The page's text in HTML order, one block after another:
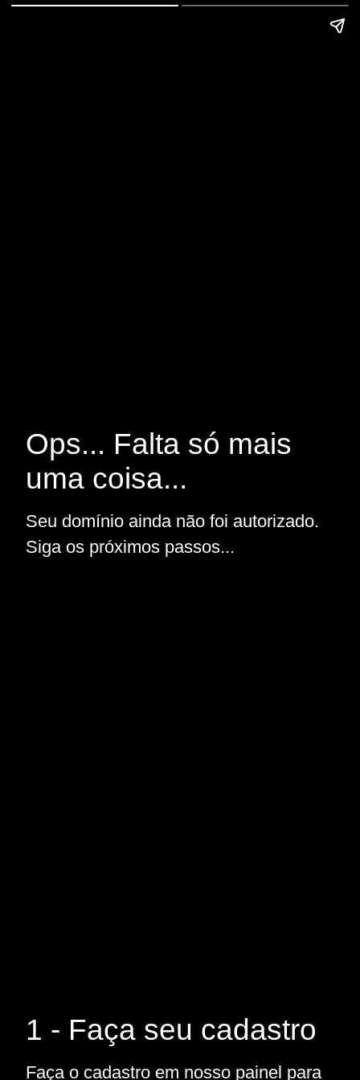
Ops... Falta só mais
uma coisa...
Seu domínio ainda não foi autorizado.
Siga os próximos passos...
1 - Faça seu cadastro
Faça o cadastro em nosso painel para